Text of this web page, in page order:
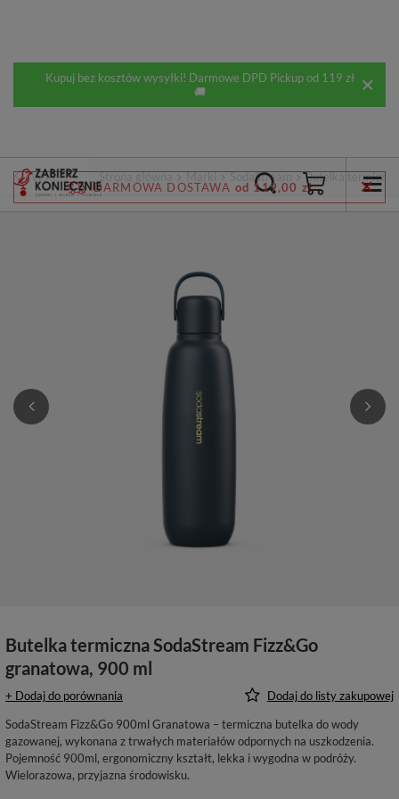
Kupuj bez kosztów wysyłki! Darmowe DPD Pickup od 119 zł
🚚
DARMOWA DOSTAWA od 119,00 zł
Wstecz Strona główna Marki SodaStream Butelka
Butelka termiczna SodaStream Fizz&Go
granatowa, 900 ml
+ Dodaj do porównania
Dodaj do listy zakupowej
SodaStream Fizz&Go 900ml Granatowa – termiczna butelka do wody
gazowanej, wykonana z trwałych materiałów odpornych na uszkodzenia.
Pojemność 900ml, ergonomiczny kształt, lekka i wygodna w podróży.
Wielorazowa, przyjazna środowisku.